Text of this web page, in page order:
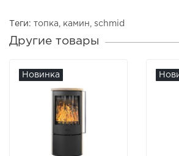
Теги: топка камин schmid
Другие товары
Новинка